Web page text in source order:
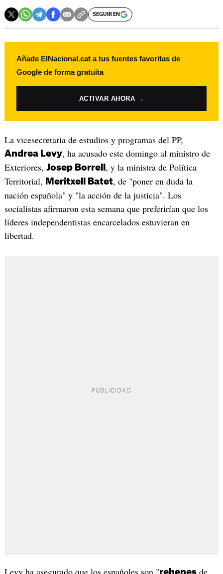
SEGUIR EN
Añade ElNacional.cat a tus fuentes favoritas de
Google de forma gratuita
ACTIVAR AHORA →
La vicesecretaria de estudios y programas del PP,
Andrea Levy, ha acusado este domingo al ministro de
Exteriores, Josep Borrell , y la ministra de Política
Territorial, Meritxell Batet, de "poner en duda la
nación española" y "la acción de la justicia". Los
socialistas afirmaron esta semana que preferirían que los
líderes independentistas encarcelados estuvieran en
libertad.
Levy ha asegurado que los españoles son "rehenesde